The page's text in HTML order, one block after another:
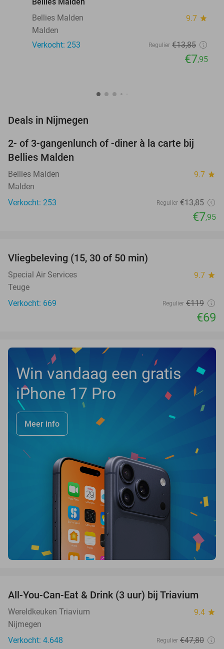
Bellies Malden
9.7 star
Malden
Verkocht: 253
Regulier €13,85
€7,95
Deals in Nijmegen
43%
2- of 3-gangenlunch of -diner à la carte bij
Bellies Malden
Bellies Malden 9.7 star
Malden
Verkocht: 253
Regulier €13,85
€7,95
Vliegbeleving (15, 30 of 50 min)
Special Air Services 9.7 star
Teuge
Verkocht: 669
Regulier €119
€69
Win vandaag een gratis
iPhone 17 Pro
Meer info
21%
All-You-Can-Eat & Drink (3 uur) bij Triavium
Wereldkeuken Triavium 9.4 star
Nijmegen
Verkocht: 4.648
Regulier €47,80